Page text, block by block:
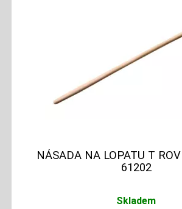
NÁSADA NA LOPATU T
61202
Skladem